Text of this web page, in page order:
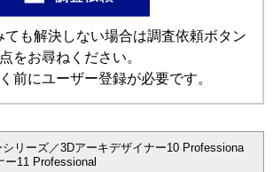
ても解決しない場合は調査依頼ボタン
をお尋ねください。
前にユーザー登録が必要です。
リーズ／3Dアーキデザイナー10 Professiona
ー11 Professional